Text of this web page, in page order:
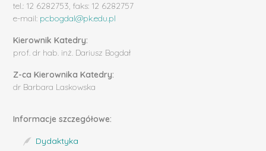
tel.: 12 6282753, faks: 12 6282757
e-mail: pcbogdal@pk.edu.pl
Kierownik Katedry:
prof. dr hab. inż. Dariusz Bogdał
Z-ca Kierownika Katedry:
dr Barbara Laskowska
Informacje szczegółowe:
Dydaktyka